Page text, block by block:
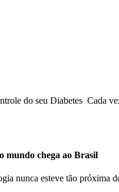
do seu Diabetes Cada
mundo chega ao Brasil
nunca esteve tão